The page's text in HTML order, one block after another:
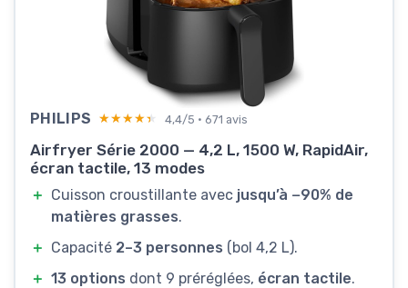
PHILIPS ★★★★★
★★★★★ 4,4/5 · 671 avis
Airfryer Série 2000 — 4,2 L, 1500 W, RapidAir,
écran tactile, 13 modes
＋ Cuisson croustillante avec jusqu’à −90% de
matières grasses.
＋ Capacité 2–3 personnes (bol 4,2 L).
＋ 13 options dont 9 préréglées, écran tactile.